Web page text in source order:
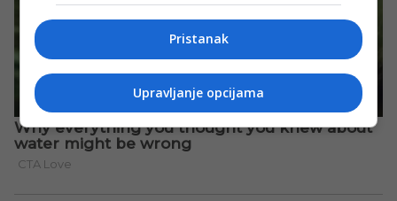
Pristanak
Upravljanje opcijama